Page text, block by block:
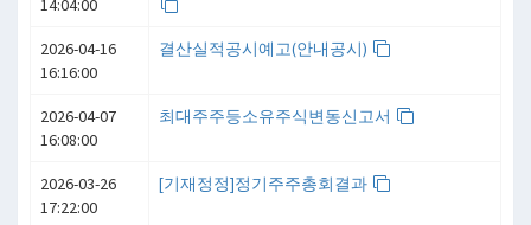
14:04:00
2026-04-16
16:16:00
결산실적공시예고(안내공시)
2026-04-07
16:08:00
최대주주등소유주식변동신고서
2026-03-26
17:22:00
[기재정정]정기주주총회결과